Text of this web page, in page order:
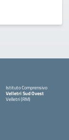
Istituto Comprensivo
Velletri Sud Ovest
Velletri (RM)